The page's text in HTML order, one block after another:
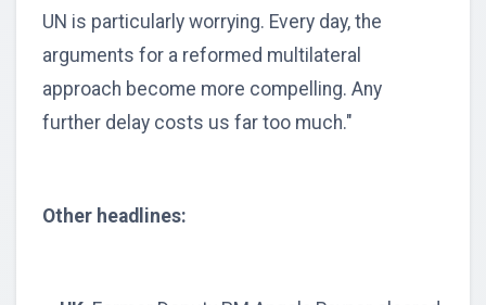
UN is particularly worrying. Every day, the
arguments for a reformed multilateral
approach become more compelling. Any
further delay costs us far too much."
Other headlines: